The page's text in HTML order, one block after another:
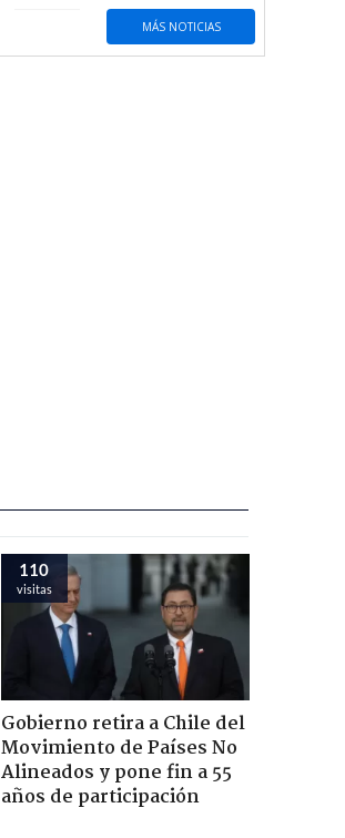
MÁS NOTICIAS
110
visitas
Gobierno retira a Chile del
Movimiento de Países No
Alineados y pone fin a 55
años de participación